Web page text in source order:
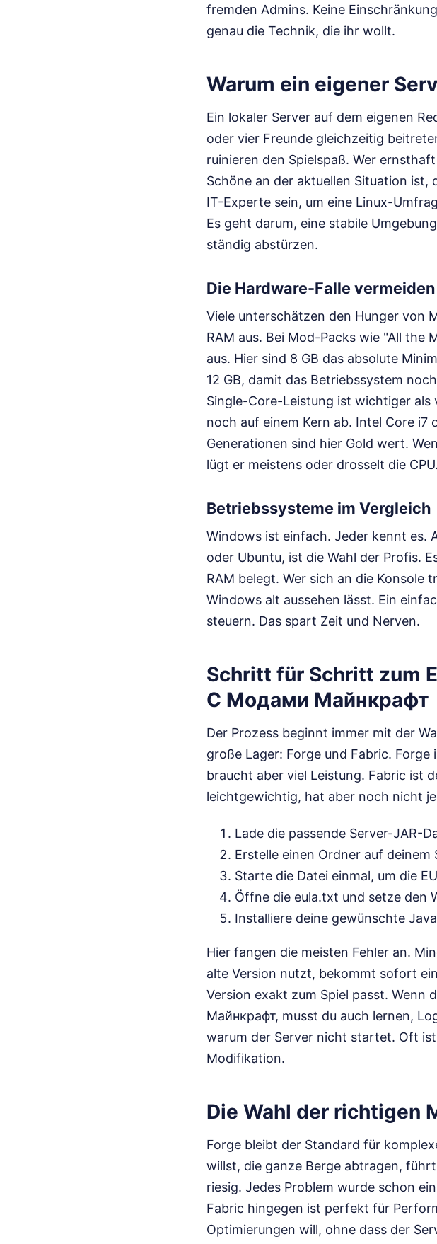
fremden Admins. Keine
genau die Technik, die ihr wollt.
Warum ein eigener
Ein lokaler Server auf dem eigenen
oder vier Freunde gleichzeitig
ruinieren den Spielspaß. Wer
Schöne an der aktuellen Situation ist,
IT-Experte sein, um eine Linux-
Es geht darum, eine stabile
ständig abstürzen.
Die Hardware-Falle vermeiden
Viele unterschätzen den Hunger von
RAM aus. Bei Mod-Packs wie "All
aus. Hier sind 8 GB das absolute
12 GB, damit das Betriebssystem
Single-Core-Leistung ist wichtiger
noch auf einem Kern ab. Intel Core i7
Generationen sind hier Gold wert.
lügt er meistens oder drosselt die CPU.
Betriebssysteme im Vergleich
Windows ist einfach. Jeder kennt es.
oder Ubuntu, ist die Wahl der Profis.
RAM belegt. Wer sich an die
Windows alt aussehen lässt. Ein
steuern. Das spart Zeit und Nerven.
Schritt für Schritt zum
С Модами Майнкрафт
Der Prozess beginnt immer mit der
große Lager: Forge und Fabric.
braucht aber viel Leistung. Fabric ist
leichtgewichtig, hat aber noch nicht
Lade die passende Server-JAR-
Erstelle einen Ordner auf deinem
Starte die Datei einmal, um die
Öffne die eula.txt und setze den
Installiere deine gewünschte
Hier fangen die meisten Fehler an.
alte Version nutzt, bekommt sofort
Version exakt zum Spiel passt.
Майнкрафт, musst du auch lernen,
warum der Server nicht startet. Oft
Modifikation.
Die Wahl der richtigen
Forge bleibt der Standard für
willst, die ganze Berge abtragen,
riesig. Jedes Problem wurde schon
Fabric hingegen ist perfekt für
Optimierungen will, ohne dass der